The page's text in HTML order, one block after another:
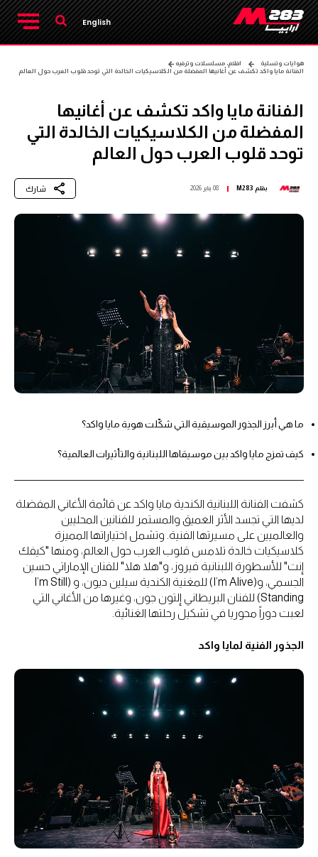
English
هوايات وتسلية
افلام، مسلسلات وترفيه
الفنانة مايا واكد تكشف عن أغانيها المفضلة من الكلاسيكيات الخالدة التي توحد قلوب العرب حول العالم
الفنانة مايا واكد تكشف عن أغانيها
المفضلة من الكلاسيكيات الخالدة التي
توحد قلوب العرب حول العالم
بقلم M283 08 يناير 2026 شارك
ما هي أبرز الجذور الموسيقية التي شكّلت هوية مايا واكد؟
كيف تمزج مايا واكد بين موسيقاها اللبنانية والتأثيرات العالمية؟
كشفت الفنانة اللبنانية الكندية مايا واكد عن قائمة الأغاني المفضلة
لديها التي تجسد الأثر العميق والمستمر للفنانين المحليين
والعالميين على مسيرتها الفنية. وتشمل اختياراتها المميزة
كلاسيكيات خالدة تلامس قلوب العرب حول العالم، ومنها "كيفك
إنت" للأسطورة اللبنانية فيروز، و"هلا هلا" للفنان الإماراتي حسين
الجسمي، و(I’m Alive) للمغنية الكندية سيلين ديون، و (I’m Still
Standing) للفنان البريطاني إلتون جون، وغيرها من الأغاني التي
لعبت دوراً محوريا في تشكيل رحلتها الغنائية.
الجذور الفنية لمايا واكد